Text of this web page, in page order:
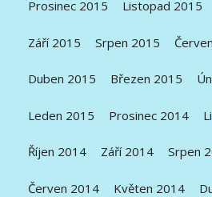
Prosinec 2015 Listopad 2015
Září 2015 Srpen 2015
Duben 2015 Březen 2015
Leden 2015 Prosinec 2014
Říjen 2014 Září 2014 Srpen
Červen 2014 Květen 2014